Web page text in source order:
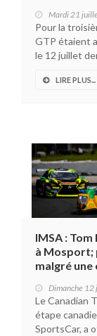
Mardi 21
Pour la
GTP étaient
le 12 juillet
LIRE PLUS...
IMSA :
à Mosport;
malgré
Dimanche
Le Canadian
étape
SportsCar, a